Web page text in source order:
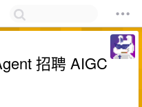
招聘 AIGC